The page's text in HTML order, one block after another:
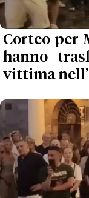
Corteo per
hanno
vittima